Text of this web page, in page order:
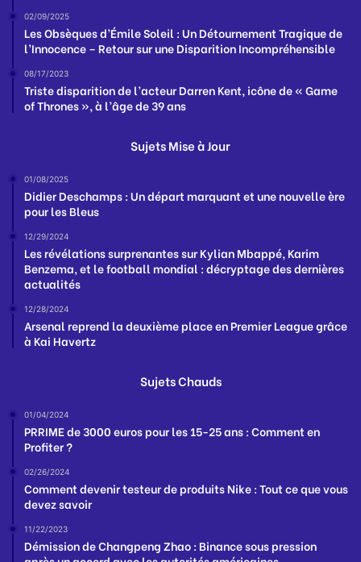
02/09/2025
Les Obsèques d’Émile Soleil : Un Détournement Tragique de
l’Innocence – Retour sur une Disparition Incompréhensible
08/17/2023
Triste disparition de l’acteur Darren Kent, icône de « Game
of Thrones », à l’âge de 39 ans
Sujets Mise à Jour
01/08/2025
Didier Deschamps : Un départ marquant et une nouvelle ère
pour les Bleus
12/29/2024
Les révélations surprenantes sur Kylian Mbappé, Karim
Benzema, et le football mondial : décryptage des dernières
actualités
12/28/2024
Arsenal reprend la deuxième place en Premier League grâce
à Kai Havertz
Sujets Chauds
01/04/2024
PRRIME de 3000 euros pour les 15-25 ans : Comment en
Profiter ?
02/26/2024
Comment devenir testeur de produits Nike : Tout ce que vous
devez savoir
11/22/2023
Démission de Changpeng Zhao : Binance sous pression